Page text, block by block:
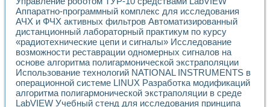
Применение LabVIEW для исследования течения в
Создание виртуальной работы «Изучение магнитных
Обратный маятник
Устройство для изучения основ интерфейсов обмена по
Лабораторный практикум: изучение адиабатического
Стенд для исследования электрических переходных
Система статистической обработки результатов
Автоматизация лазерно-плазменных измерений с
Модельно-измерительный комплекс. Назначение. Состав.
Аппаратно-программный комплекс для исследования
АЧХ и ФЧХ активных фильтров Автоматизированный
дистанционный лабораторный практикум по курсу
«радиотехнические цепи и сигналы» Исследование
возможности реставрации одномерных сигналов на
основе алгоритма полигармонической экстраполяции
Использование технологий NATIONAL INSTRUMENTS в
операционной системе LINUX Разработка модификаций
алгоритма полигармонической экстраполяции в среде
LabVIEW Учебный стенд для исследования принципа